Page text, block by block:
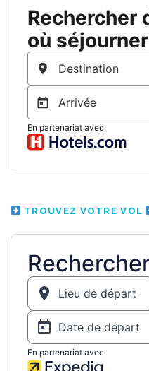
TROUVEZ VOTRE VOL